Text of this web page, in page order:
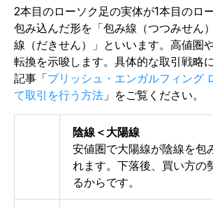
2本目のローソク足の実体が1本目のロ
包み込んだ形を「包み線（つつみせん
線（だきせん）」といいます。高値圏
転換を示唆します。具体的な取引戦略
記事「ブリッシュ・エンガルフィング
て取引を行う方法 」をご覧ください。
陰線＜大陽線
安値圏で大陽線が陰線を包
れます。下落後、買い方の
るからです。